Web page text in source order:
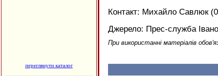
переглянути каталог
Контакт: Михайло Савлюк
Джерело: Прес-служба
При використанні матеріалів